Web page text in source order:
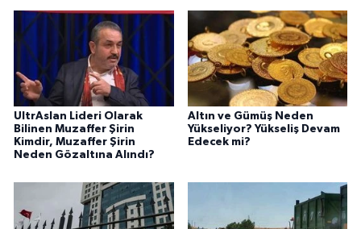
UltrAslan Lideri Olarak
Bilinen Muzaffer Şirin
Kimdir, Muzaffer Şirin
Neden Gözaltına Alındı?
Altın ve Gümüş Neden
Yükseliyor? Yükseliş Devam
Edecek mi?